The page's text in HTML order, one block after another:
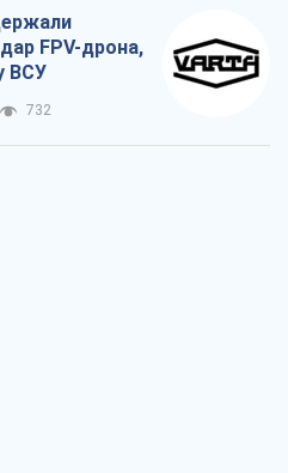
FPV-дрона,
ВСУ
732